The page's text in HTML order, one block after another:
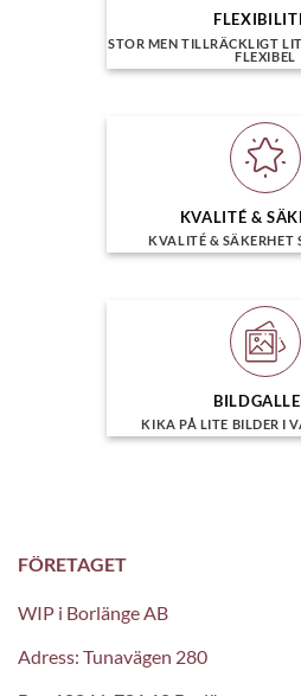
STOR MEN TILLRÄCKLIGT
FLEXIBEL
KVALITÉ &
KVALITÉ & SÄKERHET
KIKA PÅ LITE BILDER I
FÖRETAGET
WIP i Borlänge AB
Adress: Tunavägen 280